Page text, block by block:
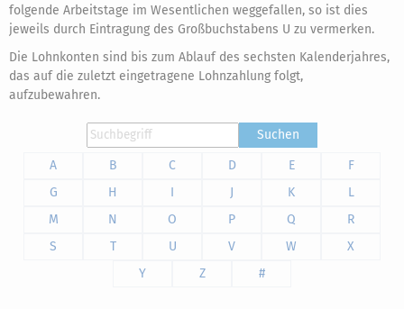
folgende Arbeitstage im Wesentlichen weggefallen, so ist dies
jeweils durch Eintragung des Großbuchstabens U zu vermerken.
Die Lohnkonten sind bis zum Ablauf des sechsten Kalenderjahres,
das auf die zuletzt eingetragene Lohnzahlung folgt,
aufzubewahren.
Suchen
A
B C D E
F
G
H I J K
L
M
N O P Q
R
S
T U V W
X
Y
Z #